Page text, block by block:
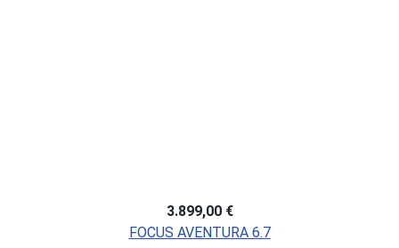
3.899,00 €
FOCUS AVENTURA 6.7